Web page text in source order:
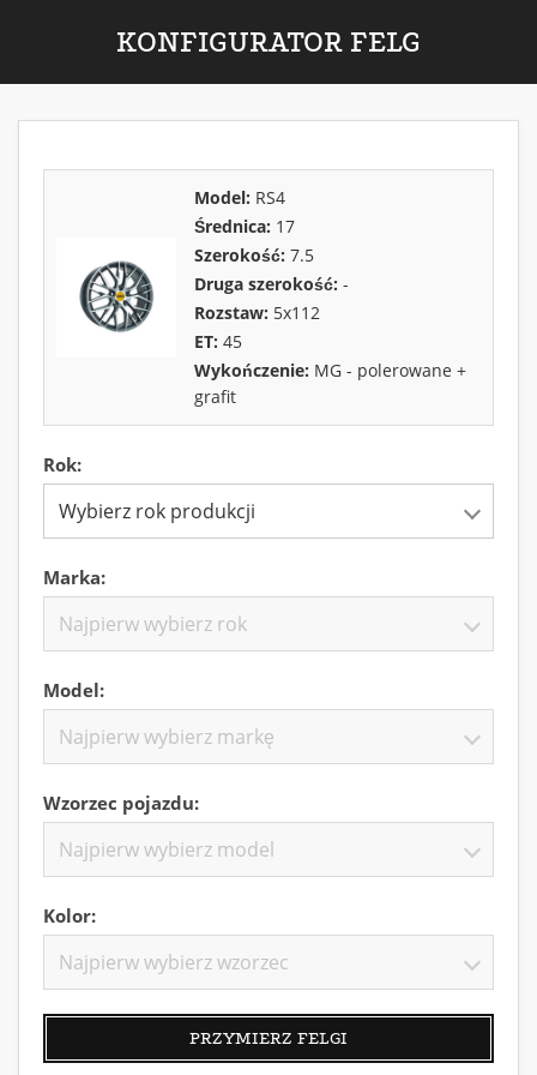
KONFIGURATOR FELG
Model: RS4
Średnica: 17
Szerokość: 7.5
Druga szerokość: -
Rozstaw: 5x112
ET: 45
Wykończenie: MG - polerowane +
grafit
Rok:
Wybierz rok produkcji
Marka:
Najpierw wybierz rok
Model:
Najpierw wybierz markę
Wzorzec pojazdu:
Najpierw wybierz model
Kolor:
Najpierw wybierz wzorzec
PRZYMIERZ FELGI